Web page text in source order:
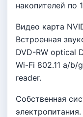
накопителей по
Видео карта
Встроенная
DVD-RW optical
Wi-Fi 802.11 a/b/
reader.
Собственная
электропитания.